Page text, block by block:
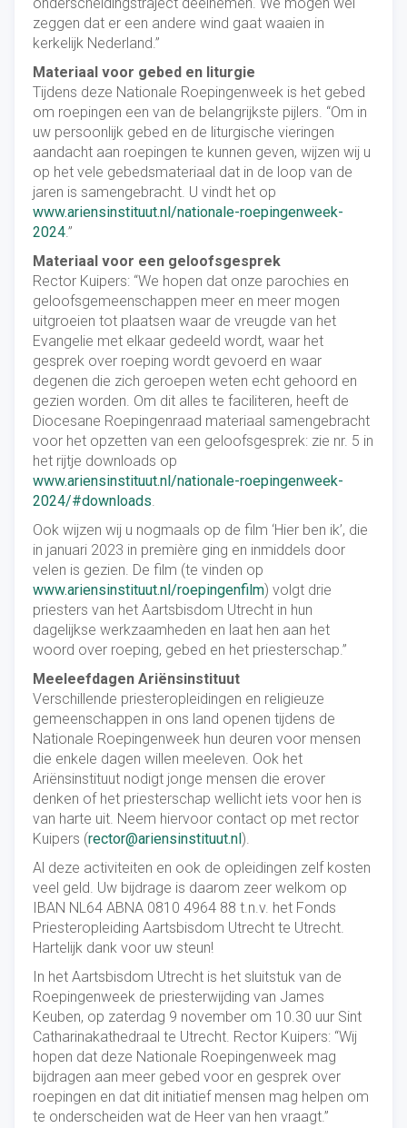
zeggen dat er een andere wind gaat waaien in
kerkelijk Nederland.”
Materiaal voor gebed en liturgie
Tijdens deze Nationale Roepingenweek is het gebed
om roepingen een van de belangrijkste pijlers. “Om in
uw persoonlijk gebed en de liturgische vieringen
aandacht aan roepingen te kunnen geven, wijzen wij u
op het vele gebedsmateriaal dat in de loop van de
jaren is samengebracht. U vindt het op
www.ariensinstituut.nl/nationale-roepingenweek-
2024.”
Materiaal voor een geloofsgesprek
Rector Kuipers: “We hopen dat onze parochies en
geloofsgemeenschappen meer en meer mogen
uitgroeien tot plaatsen waar de vreugde van het
Evangelie met elkaar gedeeld wordt, waar het
gesprek over roeping wordt gevoerd en waar
degenen die zich geroepen weten echt gehoord en
gezien worden. Om dit alles te faciliteren, heeft de
Diocesane Roepingenraad materiaal samengebracht
voor het opzetten van een geloofsgesprek: zie nr. 5 in
het rijtje downloads op
www.ariensinstituut.nl/nationale-roepingenweek-
2024/#downloads
Ook wijzen wij u nogmaals op de film ‘Hier ben ik’, die
in januari 2023 in première ging en inmiddels door
velen is gezien. De film (te vinden op
www.ariensinstituut.nl/roepingenfilm) volgt drie
priesters van het Aartsbisdom Utrecht in hun
dagelijkse werkzaamheden en laat hen aan het
woord over roeping, gebed en het priesterschap.”
Meeleefdagen Ariënsinstituut
Verschillende priesteropleidingen en religieuze
gemeenschappen in ons land openen tijdens de
Nationale Roepingenweek hun deuren voor mensen
die enkele dagen willen meeleven. Ook het
Ariënsinstituut nodigt jonge mensen die erover
denken of het priesterschap wellicht iets voor hen is
van harte uit. Neem hiervoor contact op met rector
Kuipers (rector@ariensinstituut.nl).
Al deze activiteiten en ook de opleidingen zelf kosten
veel geld. Uw bijdrage is daarom zeer welkom op
IBAN NL64 ABNA 0810 4964 88 t.n.v. het Fonds
Priesteropleiding Aartsbisdom Utrecht te Utrecht.
Hartelijk dank voor uw steun!
In het Aartsbisdom Utrecht is het sluitstuk van de
Roepingenweek de priesterwijding van James
Keuben, op zaterdag 9 november om 10.30 uur Sint
Catharinakathedraal te Utrecht. Rector Kuipers: “Wij
hopen dat deze Nationale Roepingenweek mag
bijdragen aan meer gebed voor en gesprek over
roepingen en dat dit initiatief mensen mag helpen om
te onderscheiden wat de Heer van hen vraagt.”